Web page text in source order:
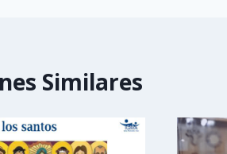
Similares